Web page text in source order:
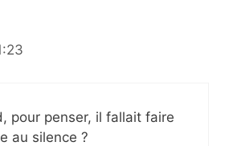
pour penser, il fallait faire
au silence ?